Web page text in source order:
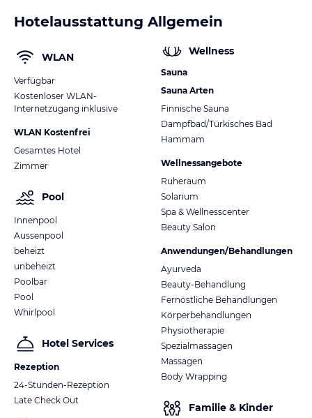
Hotelausstattung Allgemein
WLAN
Verfügbar
Kostenloser WLAN-
Internetzugang inklusive
WLAN Kostenfrei
Gesamtes Hotel
Zimmer
Pool
Innenpool
Aussenpool
beheizt
unbeheizt
Poolbar
Pool
Whirlpool
Hotel Services
Rezeption
24-Stunden-Rezeption
Late Check Out
Wellness
Sauna
Sauna Arten
Finnische Sauna
Dampfbad/Türkisches Bad
Hammam
Wellnessangebote
Ruheraum
Solarium
Spa & Wellnesscenter
Beauty Salon
Anwendungen/Behandlungen
Ayurveda
Beauty-Behandlung
Fernöstliche Behandlungen
Körperbehandlungen
Physiotherapie
Spezialmassagen
Massagen
Body Wrapping
Familie & Kinder